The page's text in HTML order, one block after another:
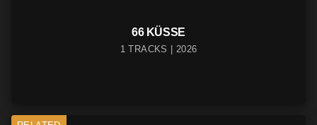
66 KÜSSE
1 TRACKS | 2026